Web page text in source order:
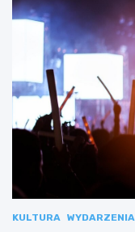
KULTURA WYDARZENIA